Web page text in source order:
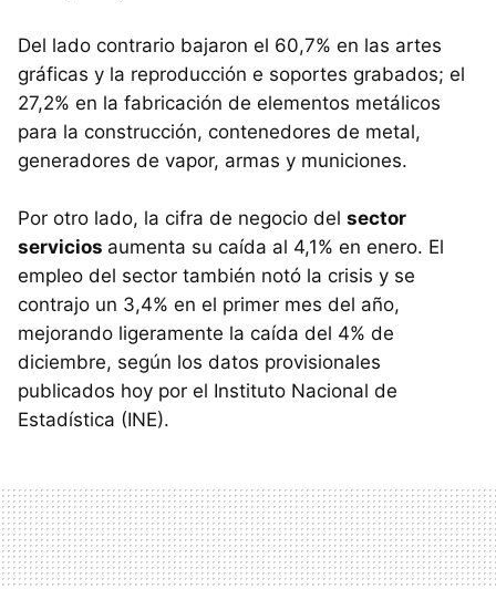
Del lado contrario bajaron el 60,7% en las artes
gráficas y la reproducción e soportes grabados; el
27,2% en la fabricación de elementos metálicos
para la construcción, contenedores de metal,
generadores de vapor, armas y municiones.
Por otro lado, la cifra de negocio del sector
servicios aumenta su caída al 4,1% en enero. El
empleo del sector también notó la crisis y se
contrajo un 3,4% en el primer mes del año,
mejorando ligeramente la caída del 4% de
diciembre, según los datos provisionales
publicados hoy por el Instituto Nacional de
Estadística (INE).